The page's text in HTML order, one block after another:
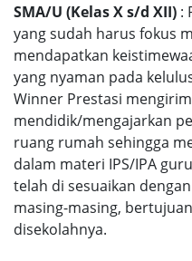
SMA/U (Kelas X s/d XII) :
yang sudah harus fokus
mendapatkan
yang nyaman pada
Winner Prestasi
mendidik/mengajarkan
ruang rumah sehingga
dalam materi IPS/IPA
telah di sesuaikan
masing-masing,
disekolahnya.